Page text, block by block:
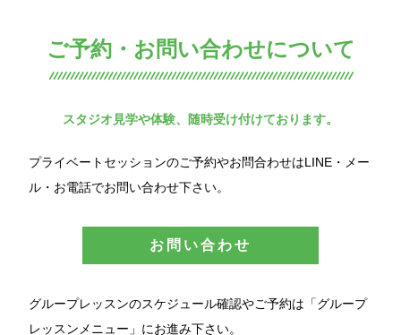
ご予約・お問い合わせについて
スタジオ見学や体験、随時受け付けております。
プライベートセッションのご予約やお問合わせはLINE・メー
ル・お電話でお問い合わせ下さい。
お問い合わせ
グループレッスンのスケジュール確認やご予約は「グループ
レッスンメニュー」にお進み下さい。